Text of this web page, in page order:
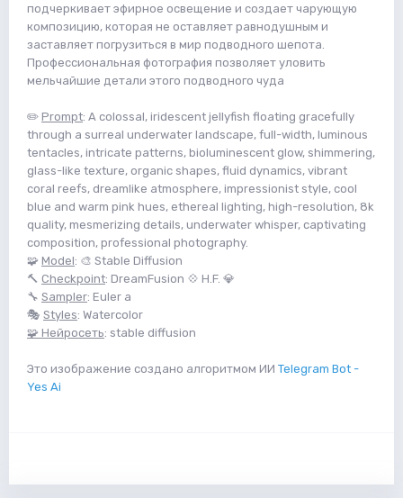
подчеркивает эфирное освещение и создает чарующую
композицию, которая не оставляет равнодушным и
заставляет погрузиться в мир подводного шепота.
Профессиональная фотография позволяет уловить
мельчайшие детали этого подводного чуда
✏️ Prompt: A colossal, iridescent jellyfish floating gracefully
through a surreal underwater landscape, full-width, luminous
tentacles, intricate patterns, bioluminescent glow, shimmering,
glass-like texture, organic shapes, fluid dynamics, vibrant
coral reefs, dreamlike atmosphere, impressionist style, cool
blue and warm pink hues, ethereal lighting, high-resolution, 8k
quality, mesmerizing details, underwater whisper, captivating
composition, professional photography.
🧩 Model: 🎨 Stable Diffusion
🔨 Checkpoint: DreamFusion 💠 H.F. 💎
🔧 Sampler: Euler a
🎭 Styles: Watercolor
🧩 Нейросеть: stable diffusion
Это изображение создано алгоритмом ИИ Telegram Bot -
Yes Ai